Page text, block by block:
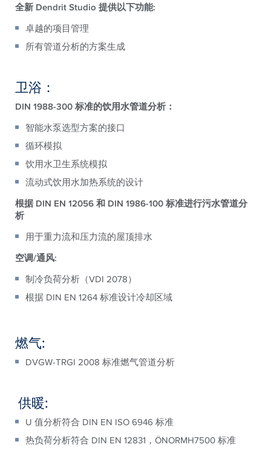
全新 Dendrit Studio 提供以下功能:
卓越的项目管理
所有管道分析的方案生成
卫浴：
DIN 1988-300 标准的饮用水管道分析：
智能水泵选型方案的接口
循环模拟
饮用水卫生系统模拟
流动式饮用水加热系统的设计
根据 DIN EN 12056 和 DIN 1986-100 标准进行污水管道分
析
用于重力流和压力流的屋顶排水
空调/通风:
制冷负荷分析（VDI 2078）
根据 DIN EN 1264 标准设计冷却区域
燃气:
DVGW-TRGI 2008 标准燃气管道分析
供暖:
U 值分析符合 DIN EN ISO 6946 标准
热负荷分析符合 DIN EN 12831，ÖNORMH7500 标准